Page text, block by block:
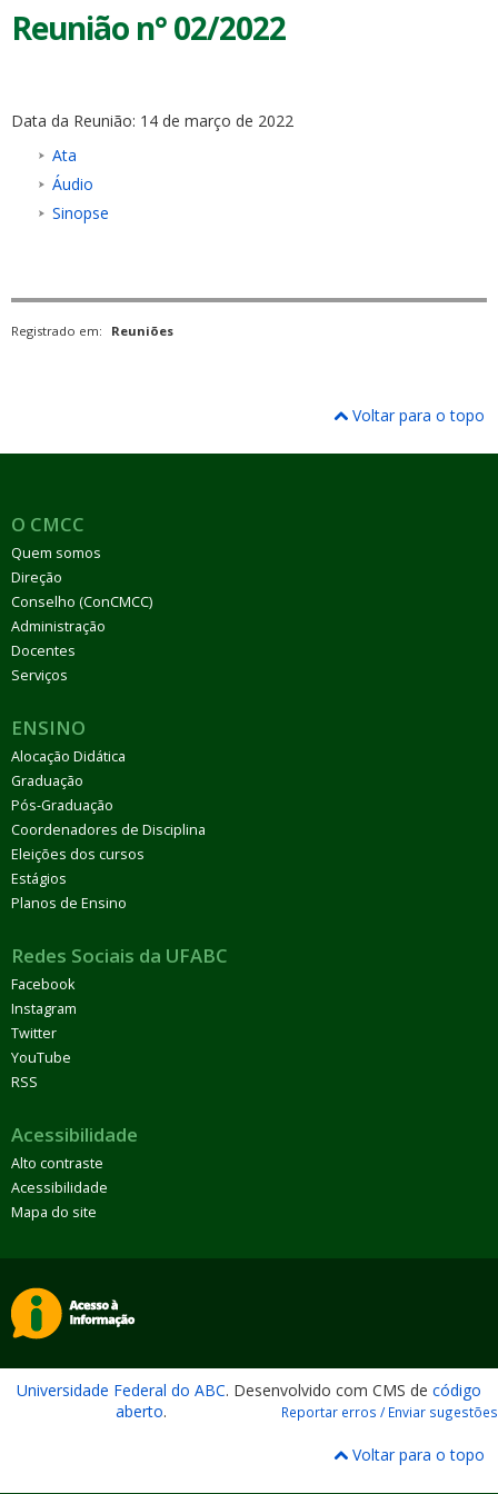
Reunião n° 02/2022
Data da Reunião: 14 de março de 2022
Ata
Áudio
Sinopse
Registrado em: Reuniões
Voltar para o topo
O CMCC
Quem somos
Direção
Conselho (ConCMCC)
Administração
Docentes
Serviços
ENSINO
Alocação Didática
Graduação
Pós-Graduação
Coordenadores de Disciplina
Eleições dos cursos
Estágios
Planos de Ensino
Redes Sociais da UFABC
Facebook
Instagram
Twitter
YouTube
RSS
Acessibilidade
Alto contraste
Acessibilidade
Mapa do site
Universidade Federal do ABC. Desenvolvido com CMS de código
aberto. Reportar erros / Enviar sugestões
Voltar para o topo